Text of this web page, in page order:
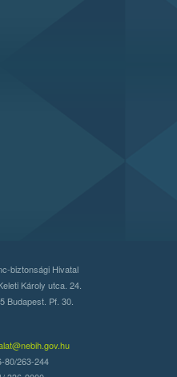
biztonsági Hivatal
Károly utca. 24.
Budapest. Pf. 30.
80/263-244